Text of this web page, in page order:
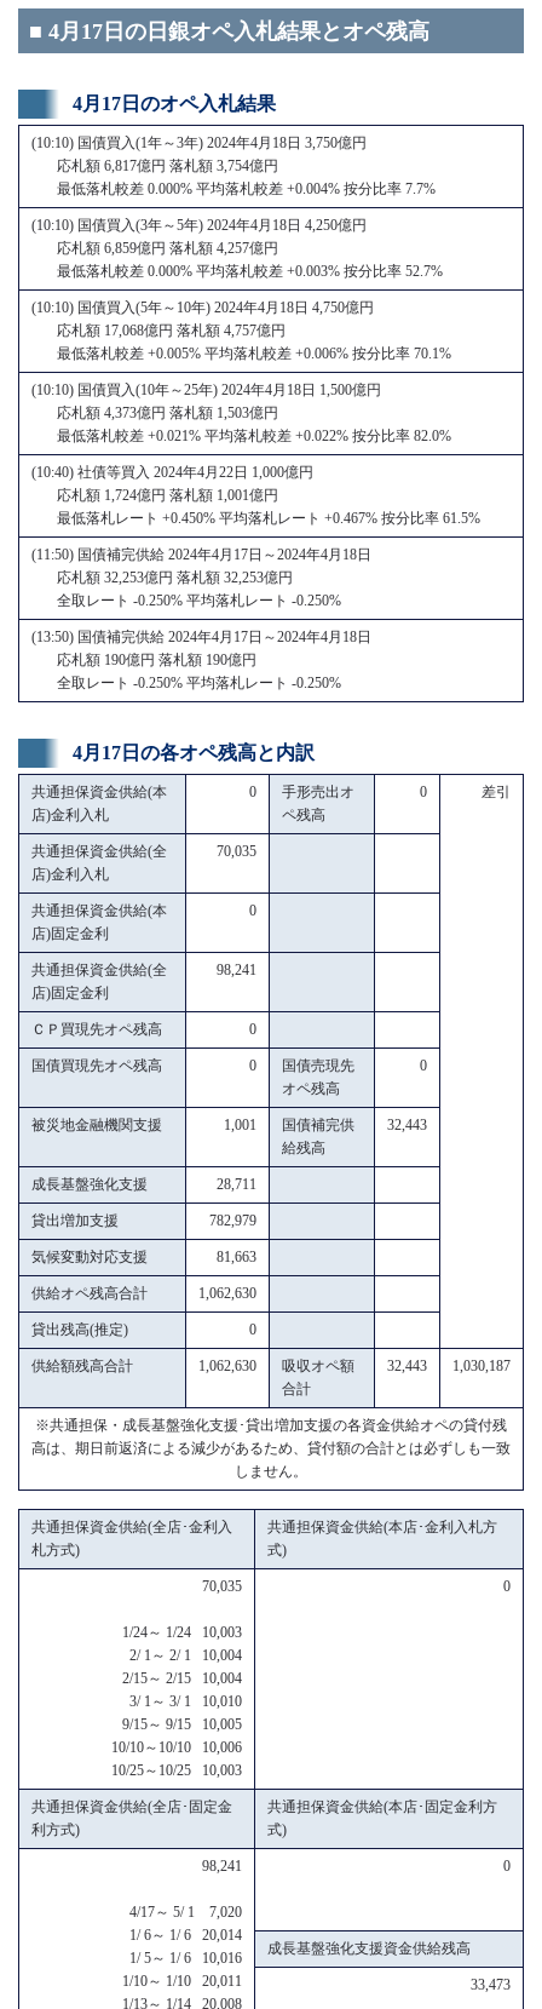
■ 4月17日の日銀オペ入札結果とオペ残高
4月17日のオペ入札結果
(10:10) 国債買入(1年～3年) 2024年4月18日 3,750億円
応札額 6,817億円 落札額 3,754億円
最低落札較差 0.000% 平均落札較差 +0.004% 按分比率 7.7%
(10:10) 国債買入(3年～5年) 2024年4月18日 4,250億円
応札額 6,859億円 落札額 4,257億円
最低落札較差 0.000% 平均落札較差 +0.003% 按分比率 52.7%
(10:10) 国債買入(5年～10年) 2024年4月18日 4,750億円
応札額 17,068億円 落札額 4,757億円
最低落札較差 +0.005% 平均落札較差 +0.006% 按分比率 70.1%
(10:10) 国債買入(10年～25年) 2024年4月18日 1,500億円
応札額 4,373億円 落札額 1,503億円
最低落札較差 +0.021% 平均落札較差 +0.022% 按分比率 82.0%
(10:40) 社債等買入 2024年4月22日 1,000億円
応札額 1,724億円 落札額 1,001億円
最低落札レート +0.450% 平均落札レート +0.467% 按分比率 61.5%
(11:50) 国債補完供給 2024年4月17日～2024年4月18日
応札額 32,253億円 落札額 32,253億円
全取レート -0.250% 平均落札レート -0.250%
(13:50) 国債補完供給 2024年4月17日～2024年4月18日
応札額 190億円 落札額 190億円
全取レート -0.250% 平均落札レート -0.250%
4月17日の各オペ残高と内訳
共通担保資金供給(本
店)金利入札
0
手形売出オ
ペ残高
0 差引
共通担保資金供給(全
店)金利入札
70,035
共通担保資金供給(本
店)固定金利
0
共通担保資金供給(全
店)固定金利
98,241
ＣＰ買現先オペ残高 0
国債買現先オペ残高 0
国債売現先
オペ残高
0
被災地金融機関支援 1,001
国債補完供
給残高
32,443
成長基盤強化支援 28,711
貸出増加支援 782,979
気候変動対応支援 81,663
供給オペ残高合計 1,062,630
貸出残高(推定) 0
供給額残高合計 1,062,630
吸収オペ額
合計
32,443 1,030,187
※共通担保・成長基盤強化支援･貸出増加支援の各資金供給オペの貸付残
高は、期日前返済による減少があるため、貸付額の合計とは必ずしも一致
しません。
共通担保資金供給(全店･金利入
札方式)
共通担保資金供給(本店･金利入札方
式)
70,035
1/24～ 1/24 10,003
2/ 1～ 2/ 1 10,004
2/15～ 2/15 10,004
3/ 1～ 3/ 1 10,010
9/15～ 9/15 10,005
10/10～10/10 10,006
10/25～10/25 10,003
0
共通担保資金供給(全店･固定金
利方式)
共通担保資金供給(本店･固定金利方
式)
98,241
4/17～ 5/ 1 7,020
1/ 6～ 1/ 6 20,014
1/ 5～ 1/ 6 10,016
1/10～ 1/10 20,011
1/13～ 1/14 20,008
0
成長基盤強化支援資金供給残高
33,473